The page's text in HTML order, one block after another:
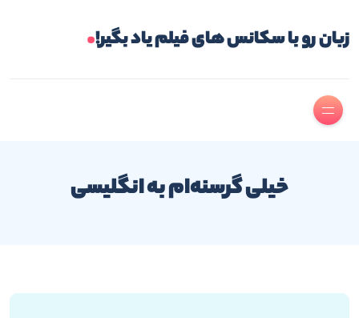
زبان رو با سکانس های فیلم یاد بگیر!.
خیلی گرسنه‌ام به انگلیسی